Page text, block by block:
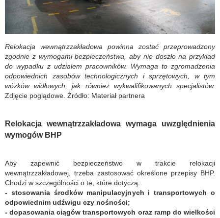
Relokacja wewnątrzzakładowa powinna zostać przeprowadzony
zgodnie z wymogami bezpieczeństwa, aby nie doszło na przykład
do wypadku z udziałem pracowników. Wymaga to zgromadzenia
odpowiednich zasobów technologicznych i sprzętowych, w tym
wózków widłowych, jak również wykwalifikowanych specjalistów.
Zdjęcie poglądowe. Źródło: Materiał partnera
Relokacja wewnątrzzakładowa wymaga uwzględnienia
wymogów BHP
Aby zapewnić bezpieczeństwo w trakcie relokacji
wewnątrzzakładowej, trzeba zastosować określone przepisy BHP.
Chodzi w szczególności o te, które dotyczą:
- stosowania środków manipulacyjnych i transportowych o
odpowiednim udźwigu czy nośności;
- dopasowania ciągów transportowych oraz ramp do wielkości